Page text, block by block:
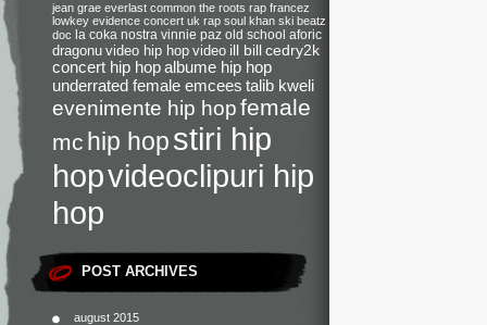
jean grae everlast common the roots rap francez
lowkey evidence concert uk rap soul khan ski beatz
doc la coka nostra vinnie paz old school aforic
dragonu video hip hop video ill bill cedry2k
concert hip hopalbume hip hop
underrated female emcees talib kweli
evenimente hip hopfemale
mc hip hopstiri hip
hopvideoclipuri hip
hop
POST ARCHIVES
august 2015